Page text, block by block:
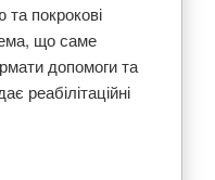
та покрокові
що саме
допомоги та
реабілітаційні